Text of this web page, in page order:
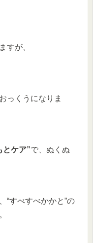
すが、
っくうになりま
とケア”で、ぬくぬ
“すべすべかかと”の